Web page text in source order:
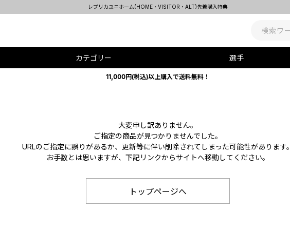
レプリカユニホーム(HOME・VISITOR・ALT)先着購入特典
カテゴリー 選手
11,000円(税込)以上購入で送料無料！
大変申し訳ありません。
ご指定の商品が見つかりませんでした。
URLのご指定に誤りがあるか、更新等に伴い削除されてしまった可能性があります。
お手数とは思いますが、下記リンクからサイトへ移動してください。
トップページへ